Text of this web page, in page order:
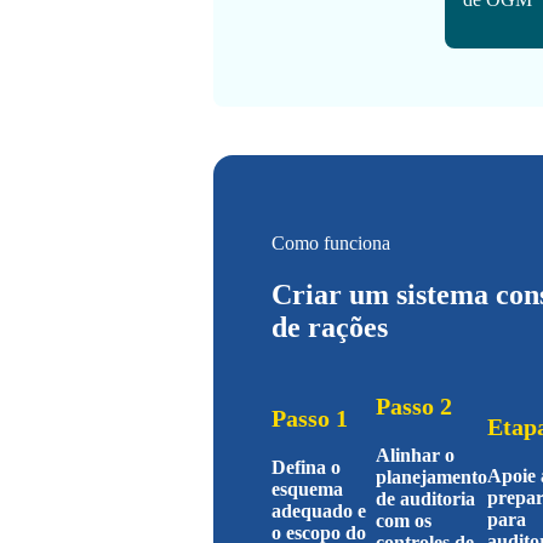
Como funciona
Criar um sistema
de rações
Passo 1
Defina o
esquema
adequado e
o escopo do
Passo 2
Alinhar o
planejamento
de auditoria
com os
Apoie
para